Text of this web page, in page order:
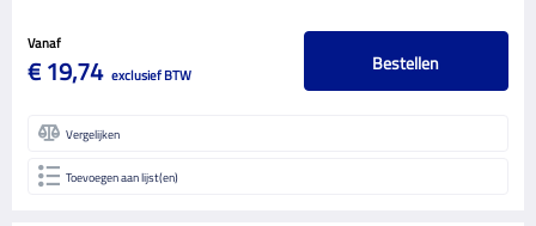
Vanaf
€ 19,74 exclusief BTW Bestellen
Vergelijken
Toevoegen aan lijst(en)